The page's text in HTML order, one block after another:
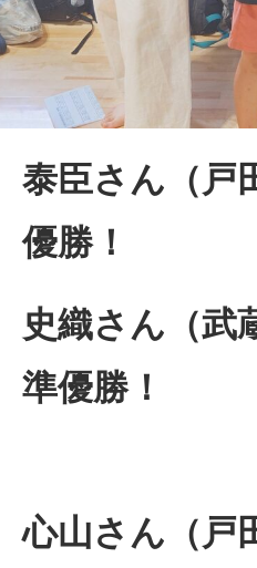
臣さん（戸
勝！
織さん（武
優勝！
山さん（戸